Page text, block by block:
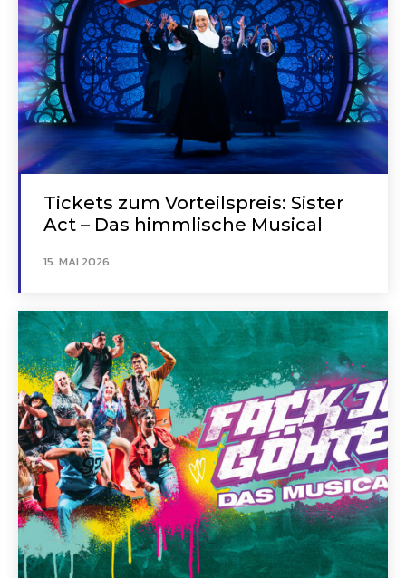
Tickets zum Vorteilspreis: Sister
Act – Das himmlische Musical
15. MAI 2026